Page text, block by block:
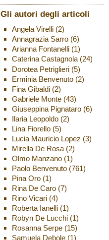
Gli autori degli articoli
Angela Virelli(2)
Annagrazia Sarro(6)
Arianna Fontanelli(1)
Caterina Castagnola(24)
Dorotea Petriglieri(5)
Erminia Benvenuto(2)
Fina Gibaldi(2)
Gabriele Monte(43)
Giuseppina Pignataro(6)
Ilaria Leopoldo(2)
Lina Fiorello(5)
Lucia Mauricio Lopez (3)
Mirella De Rosa(2)
Olmo Manzano(1)
Paolo Benvenuto(761)
Pina Oro(1)
Rina De Caro(7)
Rino Vicari(4)
Roberta Ianelli(1)
Robyn De Lucchi(1)
Rosanna Serpe(15)
Samuela Debole(1)